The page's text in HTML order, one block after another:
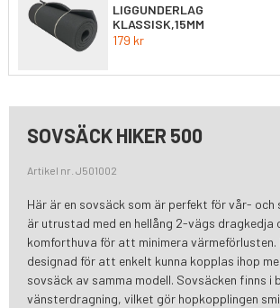
LIGGUNDERLAG
KLASSISK,15MM
179 kr
SOVSÄCK HIKER 500
Artikel nr. J501002
Här är en sovsäck som är perfekt för vår- och
är utrustad med en hellång 2-vägs dragkedja
komforthuva för att minimera värmeförlusten.
designad för att enkelt kunna kopplas ihop
sovsäck av samma modell. Sovsäcken finns i
vänsterdragning, vilket gör hopkopplingen